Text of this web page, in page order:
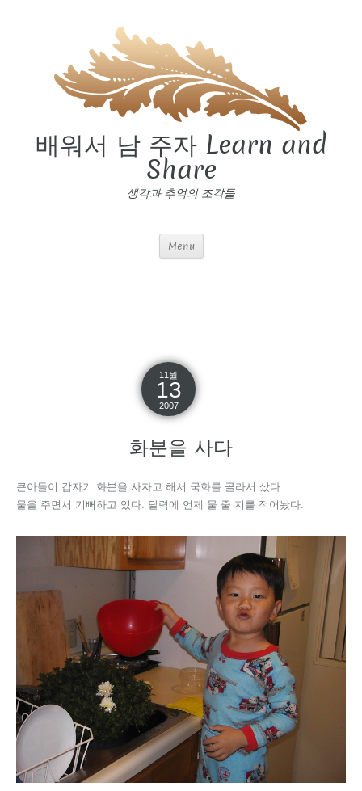
배워서 남 주자 Learn and
Share
생각과 추억의 조각들
Menu
11월
13
2007
화분을 사다
큰아들이 갑자기 화분을 사자고 해서 국화를 골라서 샀다.
물을 주면서 기뻐하고 있다. 달력에 언제 물 줄 지를 적어놨다.